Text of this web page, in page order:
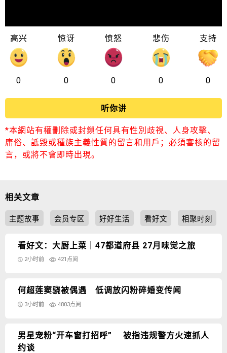
高兴
0
惊讶
0
愤怒
0
悲伤
0
支持
0
听你讲
*本網站有權刪除或封鎖任何具有性別歧視、人身攻擊、
庸俗、詆毀或種族主義性質的留言和用戶；必須審核的留
言，或將不會即時出現。
相关文章
主题故事 会员专区 好好生活 看好文 相聚时刻
看好文：大厨上菜｜47都道府县 27月味觉之旅
2小时前 421点阅
何超莲窦骁被偶遇 低调放闪粉碎婚变传闻
3小时前 4803点阅
男星宠粉“开车窗打招呼” 被指违规警方火速抓人
约谈